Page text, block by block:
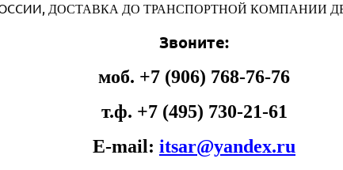
, ДОСТАВКА ДО ТРАНСПОРТНОЙ КОМПАНИИ
Звоните:
моб. +7 (906) 768-76-76
т.ф. +7 (495) 730-21-61
E-mail: itsar@yandex.ru